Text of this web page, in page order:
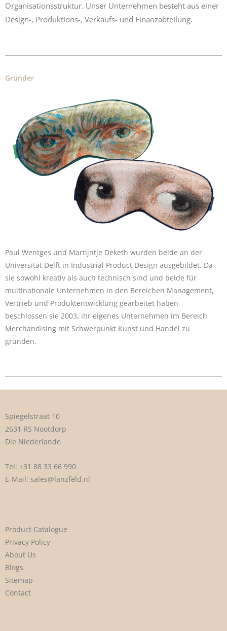
Organisationsstruktur. Unser Unternehmen besteht aus einer
Design-, Produktions-, Verkaufs- und Finanzabteilung.
Gründer
Paul Wentges und Martijntje Deketh wurden beide an der
Universität Delft in Industrial Product Design ausgebildet. Da
sie sowohl kreativ als auch technisch sind und beide für
multinationale Unternehmen in den Bereichen Management,
Vertrieb und Produktentwicklung gearbeitet haben,
beschlossen sie 2003, ihr eigenes Unternehmen im Bereich
Merchandising mit Schwerpunkt Kunst und Handel zu
gründen.
Spiegelstraat 10
2631 RS Nootdorp
Die Niederlande
Tel: +31 88 33 66 990
E-Mail: sales@lanzfeld.nl
Product Catalogue
Privacy Policy
About Us
Blogs
Sitemap
Contact